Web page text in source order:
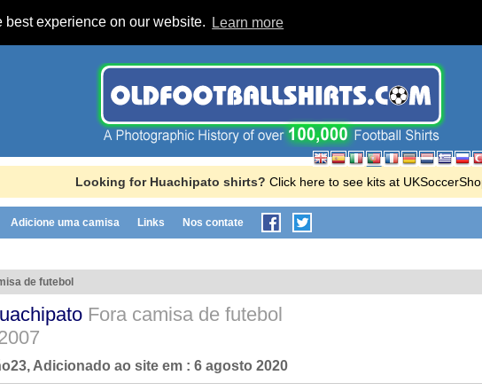
experience on our website. Learn more
Looking for Huachipato shirts? Click here to see kits at
Adicione uma camisa Links Nos contate
de futebol
Fora camisa de futebol
, Adicionado ao site em : 6 agosto 2020